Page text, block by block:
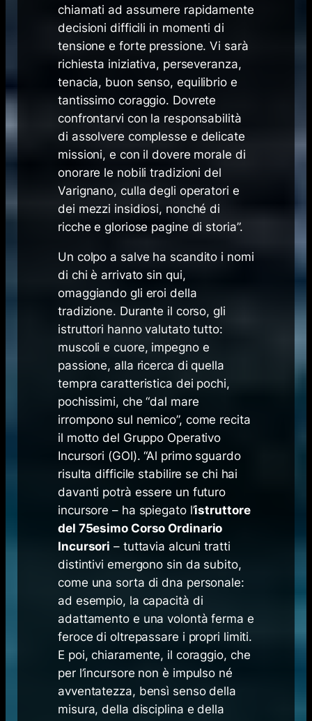
chiamati ad assumere rapidamente
decisioni difficili in momenti di
tensione e forte pressione. Vi sarà
richiesta iniziativa, perseveranza,
tenacia, buon senso, equilibrio e
tantissimo coraggio. Dovrete
confrontarvi con la responsabilità
di assolvere complesse e delicate
missioni, e con il dovere morale di
onorare le nobili tradizioni del
Varignano, culla degli operatori e
dei mezzi insidiosi, nonché di
ricche e gloriose pagine di storia”.
Un colpo a salve ha scandito i nomi
di chi è arrivato sin qui,
omaggiando gli eroi della
tradizione. Durante il corso, gli
istruttori hanno valutato tutto:
muscoli e cuore, impegno e
passione, alla ricerca di quella
tempra caratteristica dei pochi,
pochissimi, che “dal mare
irrompono sul nemico”, come recita
il motto del Gruppo Operativo
Incursori (GOI). “Al primo sguardo
risulta difficile stabilire se chi hai
davanti potrà essere un futuro
incursore – ha spiegato l’istruttore
del 75esimo Corso Ordinario
Incursori – tuttavia alcuni tratti
distintivi emergono sin da subito,
come una sorta di dna personale:
ad esempio, la capacità di
adattamento e una volontà ferma e
feroce di oltrepassare i propri limiti.
E poi, chiaramente, il coraggio, che
per l’incursore non è impulso né
avventatezza, bensì senso della
misura, della disciplina e della